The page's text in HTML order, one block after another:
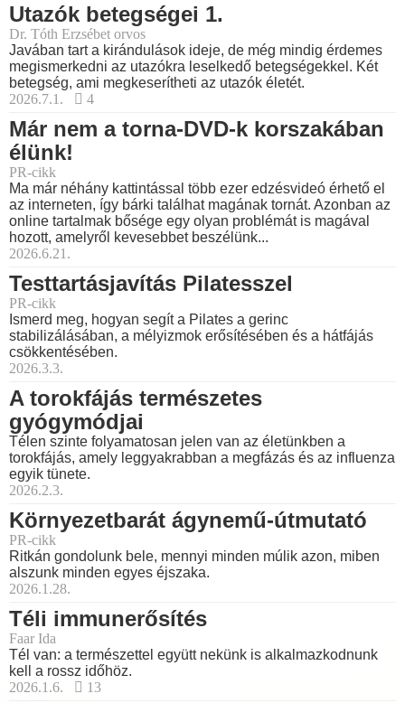
Utazók betegségei 1.
Dr. Tóth Erzsébet orvos
Javában tart a kirándulások ideje, de még mindig érdemes
megismerkedni az utazókra leselkedő betegségekkel. Két
betegség, ami megkeserítheti az utazók életét.
2026.7.1.
4
Már nem a torna-DVD-k korszakában
élünk!
PR-cikk
Ma már néhány kattintással több ezer edzésvideó érhető el
az interneten, így bárki találhat magának tornát. Azonban az
online tartalmak bősége egy olyan problémát is magával
hozott, amelyről kevesebbet beszélünk...
2026.6.21.
Testtartásjavítás Pilatesszel
PR-cikk
Ismerd meg, hogyan segít a Pilates a gerinc
stabilizálásában, a mélyizmok erősítésében és a hátfájás
csökkentésében.
2026.3.3.
A torokfájás természetes
gyógymódjai
Télen szinte folyamatosan jelen van az életünkben a
torokfájás, amely leggyakrabban a megfázás és az influenza
egyik tünete.
2026.2.3.
Környezetbarát ágynemű-útmutató
PR-cikk
Ritkán gondolunk bele, mennyi minden múlik azon, miben
alszunk minden egyes éjszaka.
2026.1.28.
Téli immunerősítés
Faar Ida
Tél van: a természettel együtt nekünk is alkalmazkodnunk
kell a rossz időhöz.
2026.1.6.
13